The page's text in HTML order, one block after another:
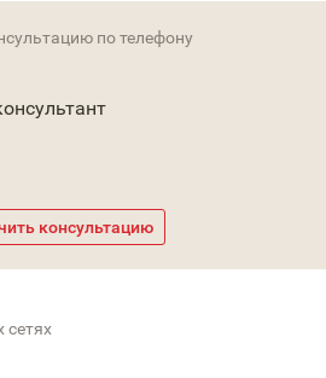
по телефону
консультацию
сетях